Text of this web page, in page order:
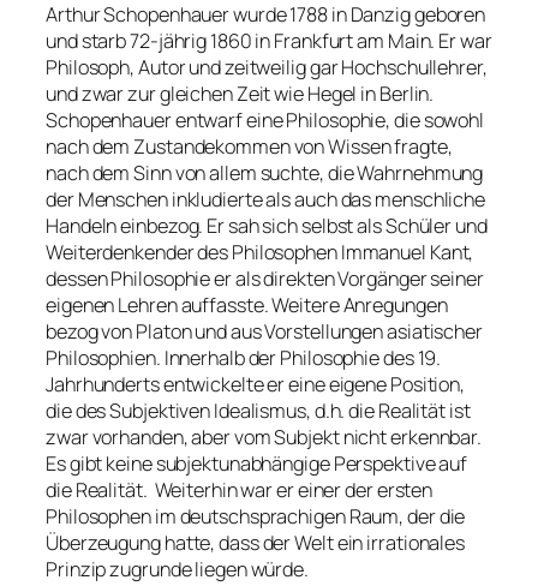
Arthur Schopenhauer wurde 1788 in Danzig geboren
und starb 72-jährig 1860 in Frankfurt am Main. Er war
Philosoph, Autor und zeitweilig gar Hochschullehrer,
und zwar zur gleichen Zeit wie Hegel in Berlin.
Schopenhauer entwarf eine Philosophie, die sowohl
nach dem Zustandekommen von Wissen fragte,
nach dem Sinn von allem suchte, die Wahrnehmung
der Menschen inkludierte als auch das menschliche
Handeln einbezog. Er sah sich selbst als Schüler und
Weiterdenkender des Philosophen Immanuel Kant,
dessen Philosophie er als direkten Vorgänger seiner
eigenen Lehren auffasste. Weitere Anregungen
bezog von Platon und aus Vorstellungen asiatischer
Philosophien. Innerhalb der Philosophie des 19.
Jahrhunderts entwickelte er eine eigene Position,
die des Subjektiven Idealismus, d.h. die Realität ist
zwar vorhanden, aber vom Subjekt nicht erkennbar.
Es gibt keine subjektunabhängige Perspektive auf
die Realität. Weiterhin war er einer der ersten
Philosophen im deutschsprachigen Raum, der die
Überzeugung hatte, dass der Welt ein irrationales
Prinzip zugrunde liegen würde.